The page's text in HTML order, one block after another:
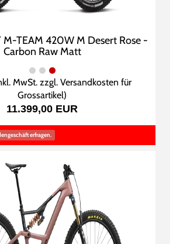
M-TEAM 420W M Desert Rose -
Carbon Raw Matt
MwSt. zzgl. Versandkosten für
Grossartikel)
11.399,00 EUR
erfragen.